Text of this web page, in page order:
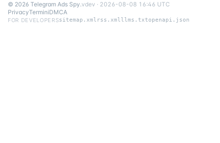
© 2026 Telegram Ads Spy.vdev · 2026-08-08 16:46 UTC
PrivacyTerminiDMCA
FOR DEVELOPERSsitemap.xml rss.xmlllms.txtopenapi.json